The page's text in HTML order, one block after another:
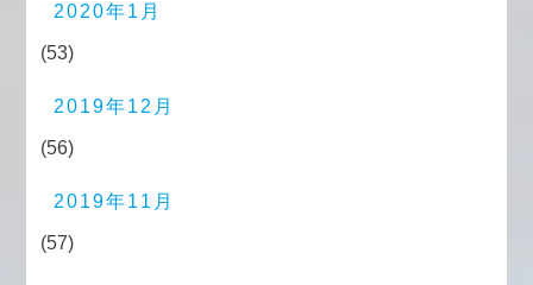
2020年1月
(53)
2019年12月
(56)
2019年11月
(57)